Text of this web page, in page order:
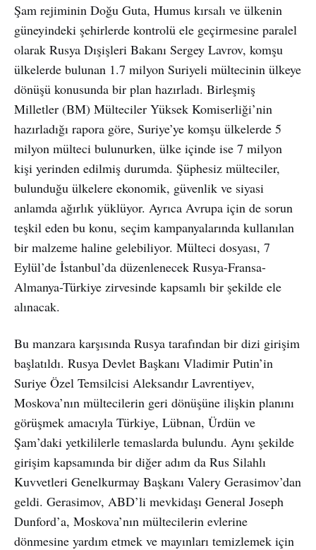
Şam rejiminin Doğu Guta, Humus kırsalı ve ülkenin
güneyindeki şehirlerde kontrolü ele geçirmesine paralel
olarak Rusya Dışişleri Bakanı Sergey Lavrov, komşu
ülkelerde bulunan 1.7 milyon Suriyeli mültecinin ülkeye
dönüşü konusunda bir plan hazırladı. Birleşmiş
Milletler (BM) Mülteciler Yüksek Komiserliği’nin
hazırladığı rapora göre, Suriye’ye komşu ülkelerde 5
milyon mülteci bulunurken, ülke içinde ise 7 milyon
kişi yerinden edilmiş durumda. Şüphesiz mülteciler,
bulunduğu ülkelere ekonomik, güvenlik ve siyasi
anlamda ağırlık yüklüyor. Ayrıca Avrupa için de sorun
teşkil eden bu konu, seçim kampanyalarında kullanılan
bir malzeme haline gelebiliyor. Mülteci dosyası, 7
Eylül’de İstanbul’da düzenlenecek Rusya-Fransa-
Almanya-Türkiye zirvesinde kapsamlı bir şekilde ele
alınacak.
Bu manzara karşısında Rusya tarafından bir dizi girişim
başlatıldı. Rusya Devlet Başkanı Vladimir Putin’in
Suriye Özel Temsilcisi Aleksandır Lavrentiyev,
Moskova’nın mültecilerin geri dönüşüne ilişkin planını
görüşmek amacıyla Türkiye, Lübnan, Ürdün ve
Şam’daki yetkililerle temaslarda bulundu. Aynı şekilde
girişim kapsamında bir diğer adım da Rus Silahlı
Kuvvetleri Genelkurmay Başkanı Valery Gerasimov’dan
geldi. Gerasimov, ABD’li mevkidaşı General Joseph
Dunford’a, Moskova’nın mültecilerin evlerine
dönmesine yardım etmek ve mayınları temizlemek için